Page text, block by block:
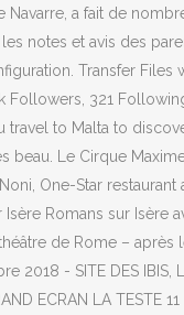
a fait de
notes et avis des
Transfer
321
travel to Malta to
Le Cirque
One-Star
Isère Romans sur
de Rome –
2018 - SITE DES
ECRAN LA